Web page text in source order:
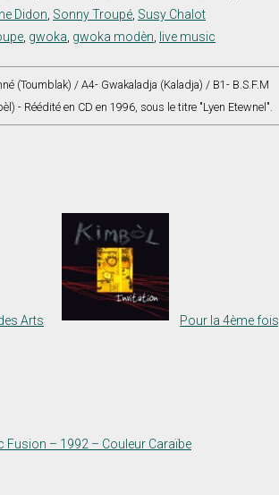
Didon Sonny Troupé Susy Chalot
gwoka gwoka modèn live music
(Toumblak) / A4- Gwakaladja (Kaladja) / B1- B.S.F.M
- Réédité en CD en 1996, sous le titre "Lyen Etewnel".
Arts Pour la 4ème fois,
Fusion – 1992 – Couleur Caraïbe